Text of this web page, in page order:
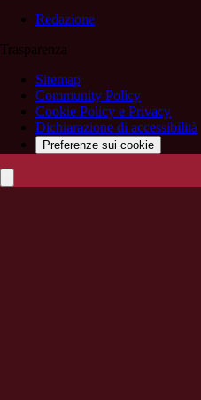
Redazione
Trasparenza
Sitemap
Community Policy
Cookie Policy e Privacy
Dichiarazione di accessibilità
Preferenze sui cookie